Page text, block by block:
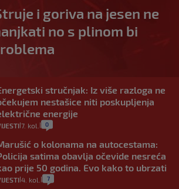
i goriva na jesen ne
no s plinom bi
stručnjak: Iz više razloga ne
nestašice niti poskupljenja
energije
7. kol. 0
o kolonama na autocestama:
satima obavlja očevide nesreća
prije 50 godina. Evo kako to ubrzati
4. kol. 7